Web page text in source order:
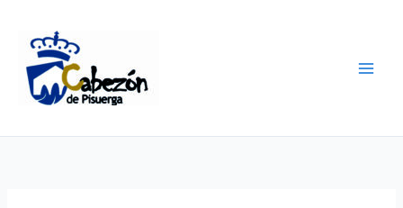
contenido